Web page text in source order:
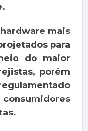
mais
para
do maior
porém